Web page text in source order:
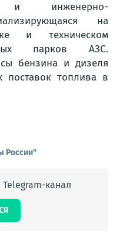
и инженерно-
на
и техническом
парков АЗС.
бензина и дизеля
поставок топлива в
России"
канал